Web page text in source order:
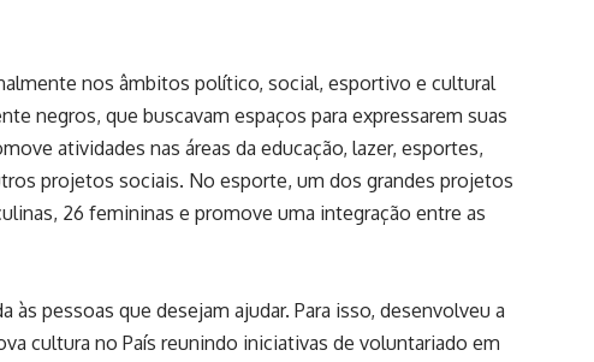
nos âmbitos político, social, esportivo e cultural
negros, que buscavam espaços para expressarem suas
atividades nas áreas da educação, lazer, esportes,
projetos sociais. No esporte, um dos grandes projetos
26 femininas e promove uma integração entre as
pessoas que desejam ajudar. Para isso, desenvolveu a
cultura no País reunindo iniciativas de voluntariado em